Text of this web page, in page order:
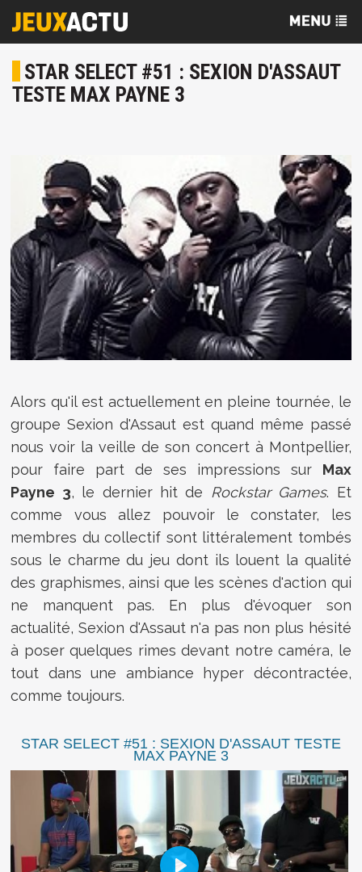
STAR SELECT #51 : SEXION D'ASSAUT
TESTE MAX PAYNE 3
Alors qu'il est actuellement en pleine tournée, le
groupe Sexion d'Assaut est quand même passé
nous voir la veille de son concert à Montpellier,
pour faire part de ses impressions sur Max
Payne 3, le dernier hit de Rockstar Games. Et
comme vous allez pouvoir le constater, les
membres du collectif sont littéralement tombés
sous le charme du jeu dont ils louent la qualité
des graphismes, ainsi que les scènes d'action qui
ne manquent pas. En plus d'évoquer son
actualité, Sexion d'Assaut n'a pas non plus hésité
à poser quelques rimes devant notre caméra, le
tout dans une ambiance hyper décontractée,
comme toujours.
STAR SELECT #51 : SEXION D'ASSAUT TESTE
MAX PAYNE 3